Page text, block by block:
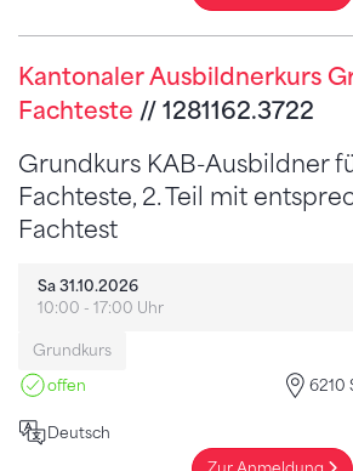
Kantonaler Ausbildnerkurs
Fachteste // 1281162.3722
Grundkurs KAB-Ausbildner
Fachteste, 2. Teil mit
Fachtest
Sa 31.10.2026
10:00 - 17:00 Uhr
Grundkurs
offen
6210
Deutsch